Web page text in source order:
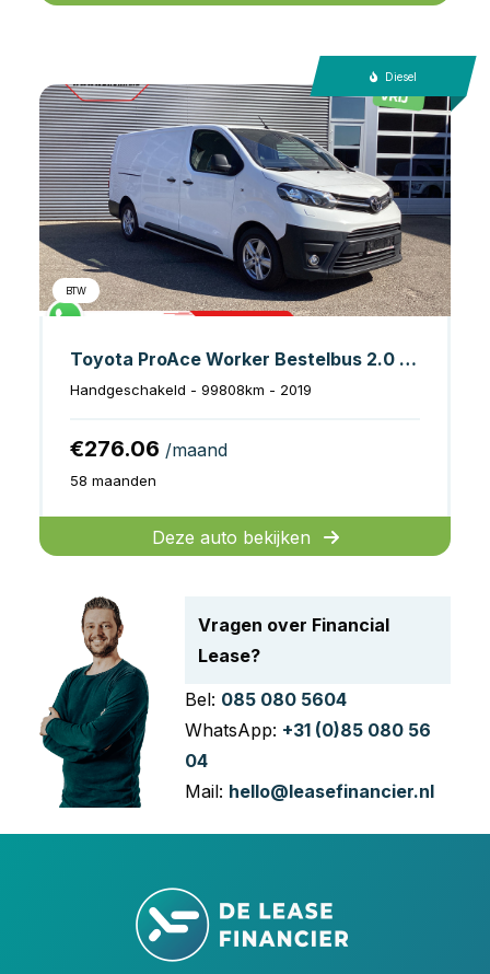
Diesel
BTW
Toyota ProAce Worker Bestelbus 2.0 125 pk L3 Adapt.Cruise/ 2x Schuifdeur/ Head-Up/ Standkachel/ Stoelverw./ PDC/ LMV/ Trekhaak/ Airco
Handgeschakeld - 99808km - 2019
€276.06 /maand
58 maanden
Deze auto bekijken
Vragen over Financial
Lease?
Bel: 085 080 5604
WhatsApp: +31 (0)85 080 56
04
Mail: hello@leasefinancier.nl